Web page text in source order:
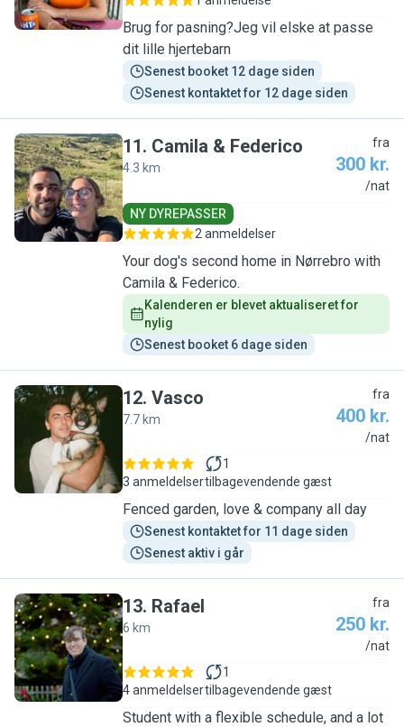
Brug for pasning?Jeg vil elske at passe
dit lille hjertebarn
Senest booket 12 dage siden
Senest kontaktet for 12 dage siden
C
11. Camila & Federico
4.3 km
fra
300 kr.
/nat
NY DYREPASSER
2 anmeldelser
Your dog's second home in Nørrebro with
Camila & Federico.
Kalenderen er blevet aktualiseret for
nylig
Senest booket 6 dage siden
V
12. Vasco
7.7 km
fra
400 kr.
/nat
3 anmeldelser
1
tilbagevendende gæst
Fenced garden, love & company all day
Senest kontaktet for 11 dage siden
Senest aktiv i går
R
13. Rafael
6 km
fra
250 kr.
/nat
4 anmeldelser
1
tilbagevendende gæst
Student with a flexible schedule, and a lot